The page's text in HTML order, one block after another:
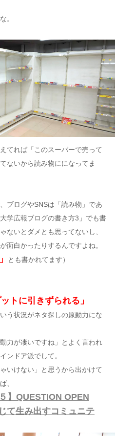
。
てれば「このスーパーで売って
ないから読み物にになってま
ブログやSNSは「読み物」であ
学広報ブログの書き方3」でも書
ないとダメとも思ってないし、
面白かったりするんですよね。
とも書かれてます）
トに引きずられる」
う状況がネタ探しの原動力にな
力が凄いですね」とよく言われ
ンドア派でして。
いけない」と思うから出かけて
、
】QUESTION OPEN
て生み出すコミュニテ